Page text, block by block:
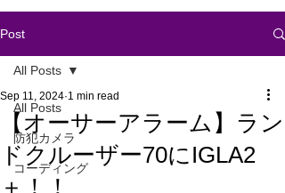
Post
All Posts
防犯カメラ
コーディング
All Posts
【オーサーアラーム】ラン
ドクルーザー70にIGLA2
＋！！
Sep 11, 2024 1 min read